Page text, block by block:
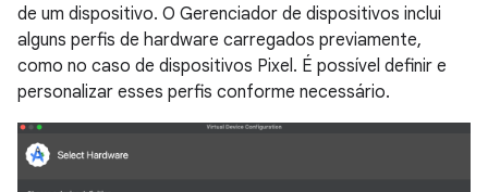
de um dispositivo. O Gerenciador de dispositivos inclui
alguns perfis de hardware carregados previamente,
como no caso de dispositivos Pixel. É possível definir e
personalizar esses perfis conforme necessário.